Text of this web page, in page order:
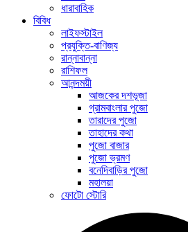
ধারাবাহিক
বিবিধ
লাইফস্টাইল
প্রযুক্তি-বাণিজ্য
রান্নাবান্না
রাশিফল
আনন্দময়ী
আজকের দশভূজা
গ্রামবাংলার পুজো
তারাদের পুজো
তাহাদের কথা
পুজো বাজার
পুজো ভ্রমণ
বনেদিবাড়ির পুজো
মহালয়া
ফোটো স্টোরি